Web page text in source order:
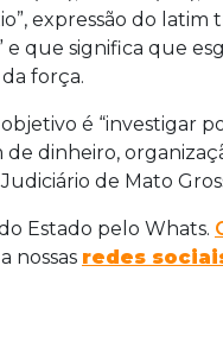
expressão do
que significa que
força.
é “investigar
de dinheiro,
de Mato
Estado pelo Whats.
nossas redes